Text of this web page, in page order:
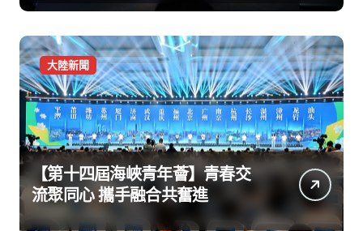
大陸新聞
【第十四屆海峽青年薈】青春交
流聚同心 攜手融合共奮進